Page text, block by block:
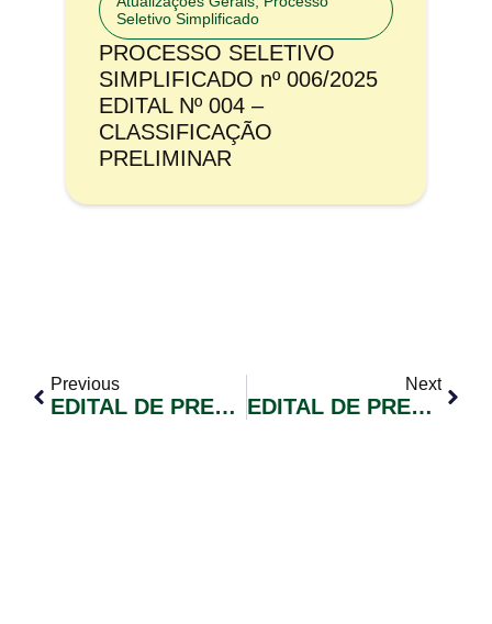
Seletivo Simplificado
PROCESSO SELETIVO
SIMPLIFICADO nº 006/2025
EDITAL Nº 004 –
CLASSIFICAÇÃO
PRELIMINAR
Previous
EDITAL DE PREGÃO ELETRÔNICO Nº 018/2022 – REGISTRO DE PREÇOS Para Eventual Aquisição De MATERIAL DE LIMPEZA E HIGIENIZAÇÃO
Next
EDITAL DE PREGÃO ELETRÔNICO Nº 019/2022 – PRESTAÇÃO DE SERVIÇOS DE MÁQUINAS PESADAS, CAMINHÃO TRUCK E TRATOR AGRÍCOLA COM UMA ROÇADEIRA HIDRÁULICA ACOPLADA,